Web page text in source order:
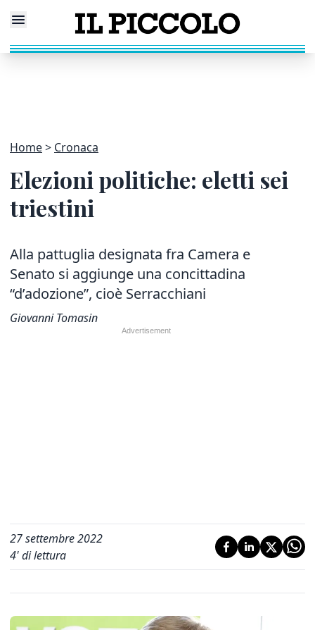
Home Cronaca
Elezioni politiche: eletti sei
triestini
Alla pattuglia designata fra Camera e
Senato si aggiunge una concittadina
“d’adozione”, cioè Serracchiani
Giovanni Tomasin
27 settembre 2022
4' di lettura